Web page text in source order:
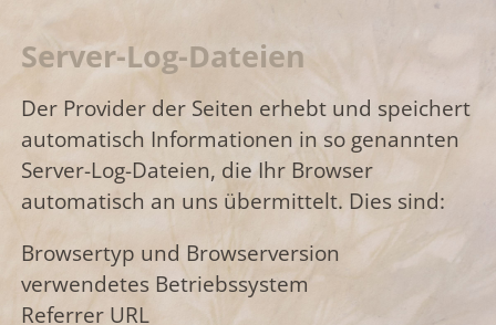
Server-Log-Dateien
Der Provider der Seiten erhebt und speichert
automatisch Informationen in so genannten
Server-Log-Dateien, die Ihr Browser
automatisch an uns übermittelt. Dies sind:
Browsertyp und Browserversion
verwendetes Betriebssystem
Referrer URL